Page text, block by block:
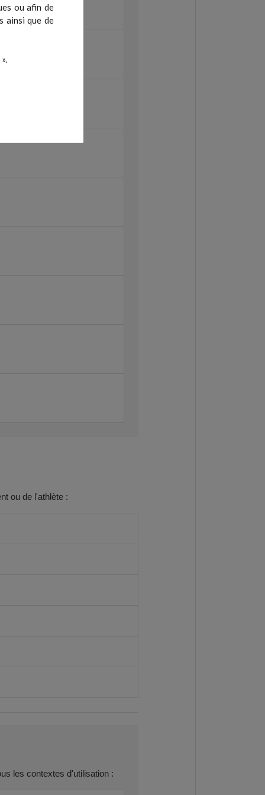
ou afin de
ainsi que de
ou de l'athlète :
les contextes d'utilisation :